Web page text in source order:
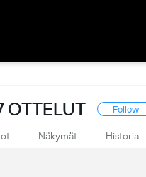
OTTELUT Follow
Näkymät Historia